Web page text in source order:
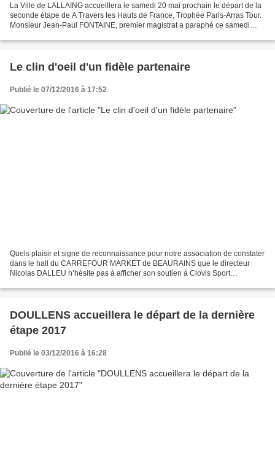
La Ville de LALLAING accueillera le samedi 20 mai prochain le départ de la
seconde étape de A Travers les Hauts de France, Trophée Paris-Arras Tour.
Monsieur Jean-Paul FONTAINE, premier magistrat a paraphé ce samedi
Le clin d'oeil d'un fidèle partenaire
Publié le 07/12/2016 à 17:52
Quels plaisir et signe de reconnaissance pour notre association de constater
dans le hall du CARREFOUR MARKET de BEAURAINS que le directeur
Nicolas DALLEU n’hésite pas à afficher son soutien à Clovis Sport
DOULLENS accueillera le départ de la dernière
étape 2017
Publié le 03/12/2016 à 16:28